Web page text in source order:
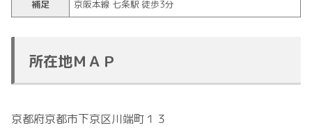
補足 京阪本線 七条駅 徒歩3分
所在地ＭＡＰ
京都府京都市下京区川端町１３